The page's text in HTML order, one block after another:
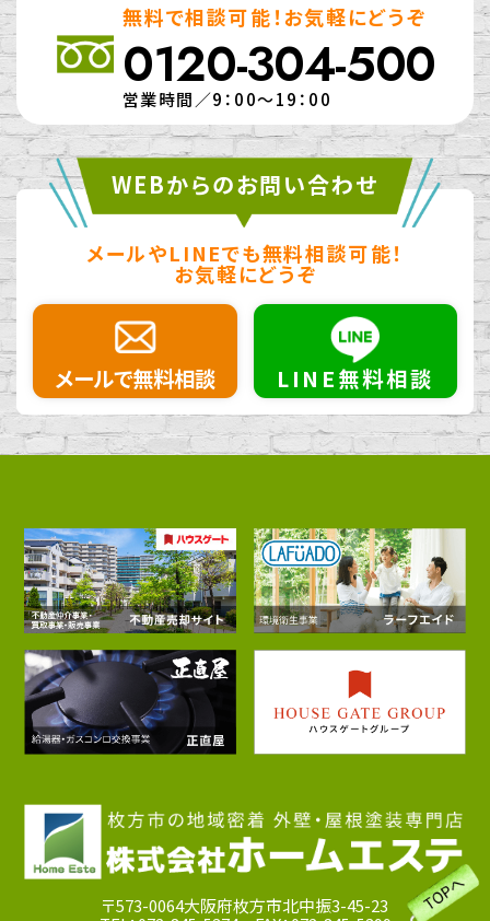
無料で相談可能！お気軽にどうぞ
0120-304-500
営業時間／9：00～19：00
WEBからのお問い合わせ
メールやLINEでも無料相談可能！
お気軽にどうぞ
メールで無料相談 LINE無料相談
〒573-0064大阪府枚方市北中振3-45-23